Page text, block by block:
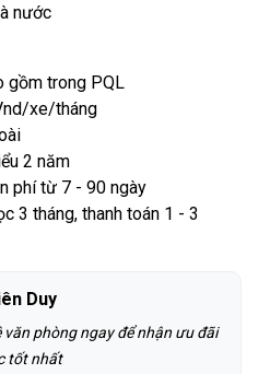
nước
gồm trong PQL
xe/tháng
2 năm
phí từ 7 - 90 ngày
3 tháng, thanh toán 1 - 3
Duy
văn phòng ngay để nhận ưu đãi
tốt nhất